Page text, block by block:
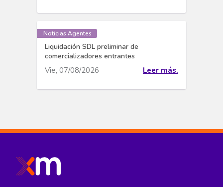
Noticias Agentes
Liquidación SDL preliminar de
comercializadores entrantes
Vie, 07/08/2026 Leer más.